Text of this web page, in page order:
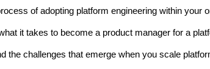
of adopting platform engineering within your
it takes to become a product manager for a
the challenges that emerge when you scale